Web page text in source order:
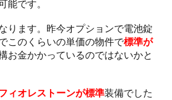
能です。
ります。昨今オプションで電池錠
このくらいの単価の物件で標準が
お金かかっているのではないかと
ィオレストーンが標準装備でした